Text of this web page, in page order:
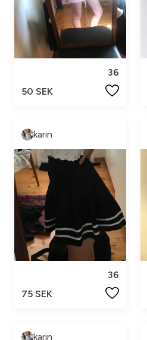
36
50 SEK
karin
36
75 SEK
karin